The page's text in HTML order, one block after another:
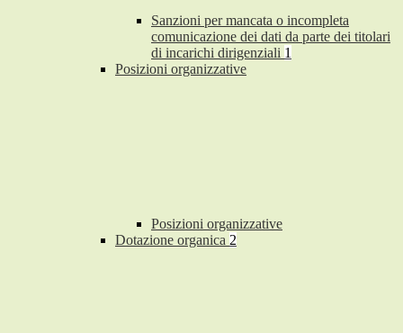
Sanzioni per mancata o incompleta
comunicazione dei dati da parte dei titolari
di incarichi dirigenziali 1
Posizioni organizzative
Posizioni organizzative
Dotazione organica 2